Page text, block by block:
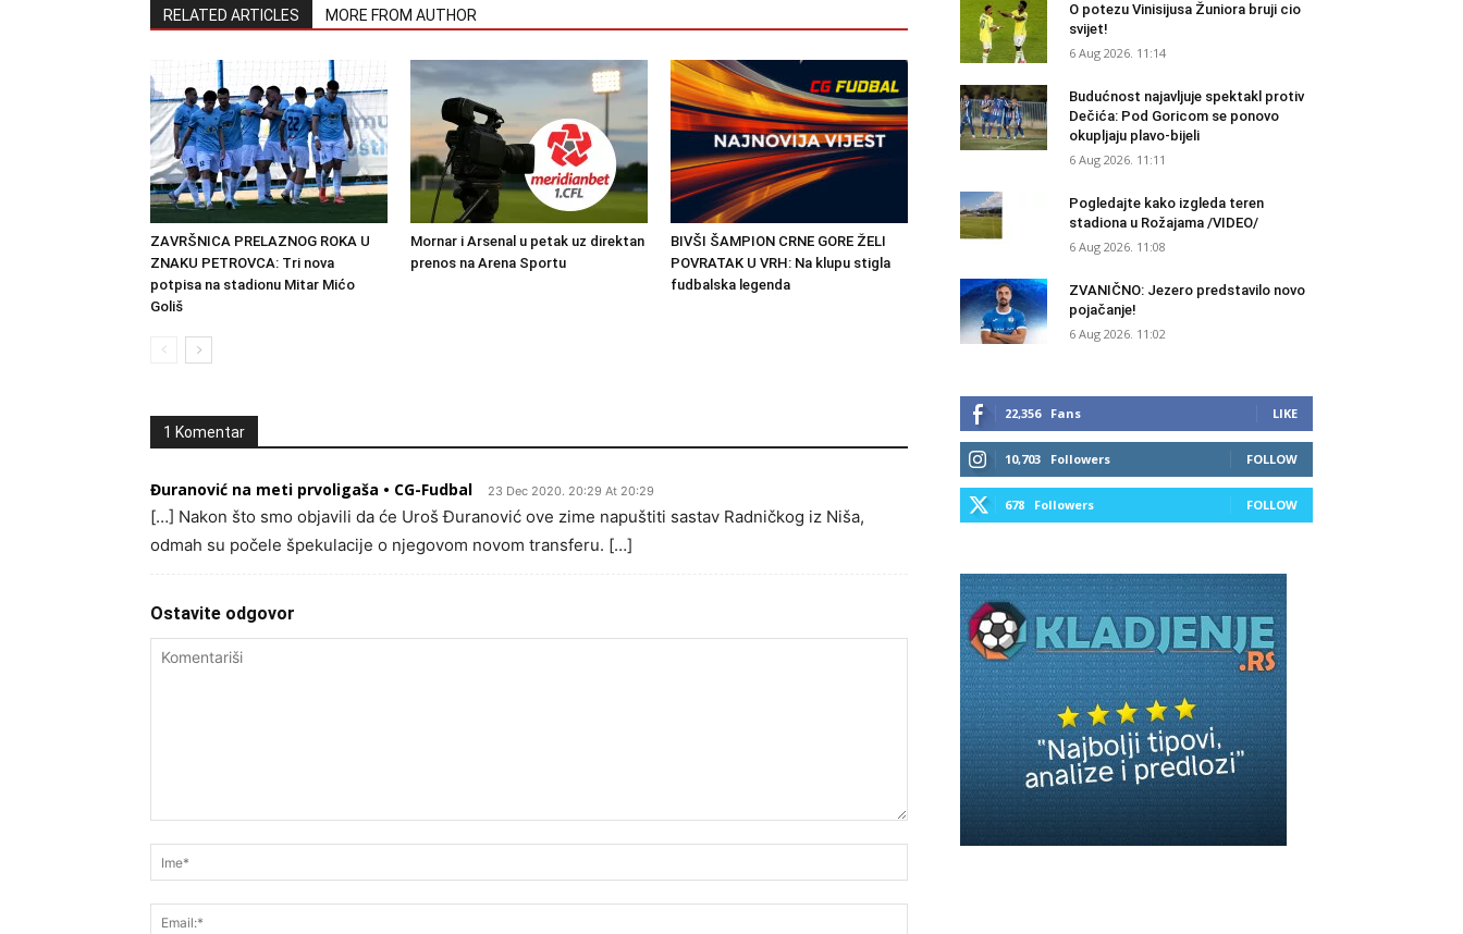
RELATED ARTICLES MORE FROM AUTHOR
ZAVRŠNICA PRELAZNOG ROKA U
ZNAKU PETROVCA: Tri nova
potpisa na stadionu Mitar Mićo
Goliš
Mornar i Arsenal u petak uz direktan
prenos na Arena Sportu
BIVŠI ŠAMPION CRNE GORE ŽELI
POVRATAK U VRH: Na klupu stigla
fudbalska legenda
1 Komentar
Đuranović na meti prvoligaša • CG-Fudbal 23 Dec 2020. 20:29 At 20:29
[…] Nakon što smo objavili da će Uroš Đuranović ove zime napuštiti sastav Radničkog iz Niša,
odmah su počele špekulacije o njegovom novom transferu. […]
Ostavite odgovor
O potezu Vinisijusa Žuniora bruji cio
svijet!
6 Aug 2026. 11:14
Budućnost najavljuje spektakl protiv
Dečića: Pod Goricom se ponovo
okupljaju plavo-bijeli
6 Aug 2026. 11:11
Pogledajte kako izgleda teren
stadiona u Rožajama /VIDEO/
6 Aug 2026. 11:08
ZVANIČNO: Jezero predstavilo novo
pojačanje!
6 Aug 2026. 11:02
22,356 Fans LIKE
10,703 Followers FOLLOW
678 Followers FOLLOW